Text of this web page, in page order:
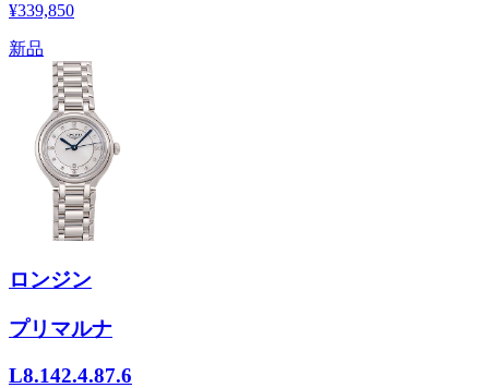
¥339,850
新品
ロンジン
プリマルナ
L8.142.4.87.6